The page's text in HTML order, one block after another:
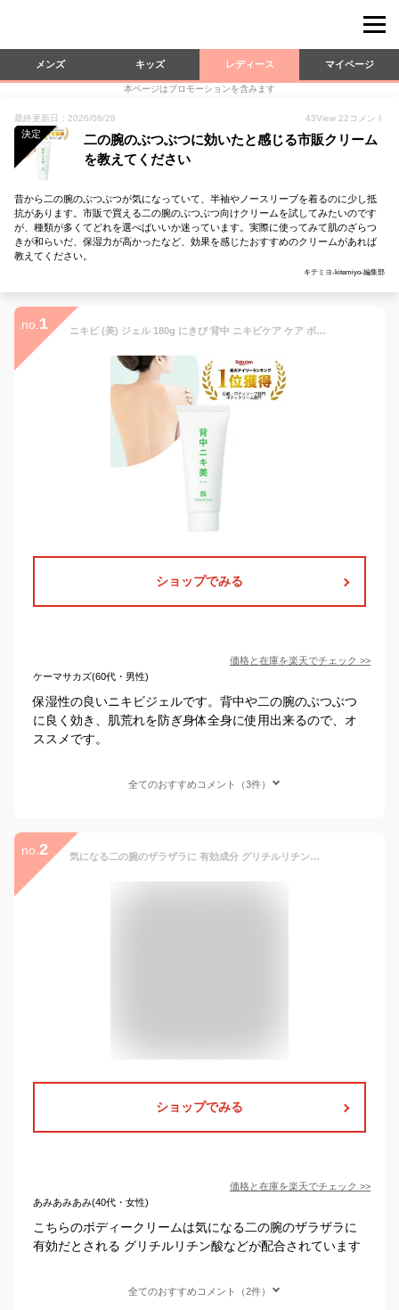
メンズ キッズ レディース マイページ
本ページはプロモーションを含みます
最終更新日：2026/06/28 43View 22 コメント
決定
二の腕のぶつぶつに効いたと感じる市販クリーム
を教えてください
昔から二の腕のぶつぶつが気になっていて、半袖やノースリーブを着るのに少し抵
抗があります。市販で買える二の腕のぶつぶつ向けクリームを試してみたいのです
が、種類が多くてどれを選べばいいか迷っています。実際に使ってみて肌のざらつ
きが和らいだ、保湿力が高かったなど、効果を感じたおすすめのクリームがあれば
教えてください。
キテミヨ-kitemiyo-編集部
no. 1 ニキビ (美) ジェル 180g にきび 背中 ニキビケア ケア ボディジェル 大人にきび 保湿 ぶつぶつ ニキビジェル アクネケア 尻 全身 背中ニキビ 予防 背中ケア ニキビ跡 にきびケア にきび肌 胸 背中 首 ポツポツ ブツブツ 二の腕 吹出物 背中ニキビ 大人ニキビ お尻 肌荒れ
ショップでみる
価格と在庫を楽天でチェック >>
ケーマサカズ(60代・男性)
保湿性の良いニキビジェルです。背中や二の腕のぶつぶつ
に良く効き、肌荒れを防ぎ身体全身に使用出来るので、オ
ススメです。
全てのおすすめコメント（3件）
no. 2 気になる二の腕のザラザラに 有効成分 グリチルリチン酸2K 水溶性プラセンタエキス配合 ツルツル すべすべ 医薬部外品 薬用 二の腕 ぶつぶつ ブツブツ 角質 美白 毛孔性苔癬
ショップでみる
価格と在庫を楽天でチェック >>
あみあみあみ(40代・女性)
こちらのボディークリームは気になる二の腕のザラザラに
有効だとされる グリチルリチン酸などが配合されています
全てのおすすめコメント（2件）